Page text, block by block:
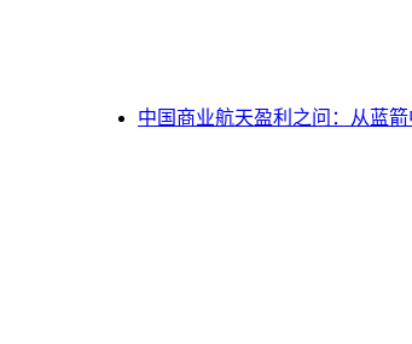
中国商业航天盈利之问：从蓝箭